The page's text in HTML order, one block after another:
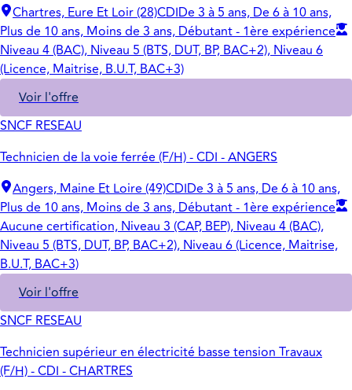
Chartres, Eure Et Loir (28)CDIDe 3 à 5 ans, De 6 à 10 ans,
Plus de 10 ans, Moins de 3 ans, Débutant - 1ère expérience
Niveau 4 (BAC), Niveau 5 (BTS, DUT, BP, BAC+2), Niveau 6
(Licence, Maitrise, B.U.T, BAC+3)
Voir l'offre
SNCF RESEAU
Technicien de la voie ferrée (F/H) - CDI - ANGERS
Angers, Maine Et Loire (49)CDIDe 3 à 5 ans, De 6 à 10 ans,
Plus de 10 ans, Moins de 3 ans, Débutant - 1ère expérience
Aucune certification, Niveau 3 (CAP, BEP), Niveau 4 (BAC),
Niveau 5 (BTS, DUT, BP, BAC+2), Niveau 6 (Licence, Maitrise,
B.U.T, BAC+3)
Voir l'offre
SNCF RESEAU
Technicien supérieur en électricité basse tension Travaux
(F/H) - CDI - CHARTRES